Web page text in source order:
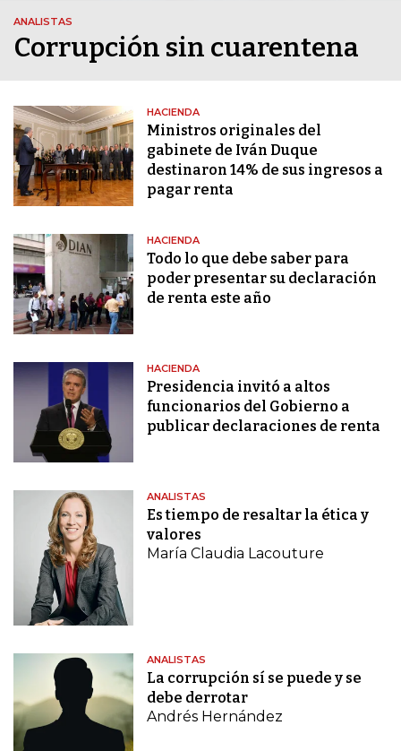
ANALISTAS
Corrupción sin cuarentena
HACIENDA
Ministros originales del
gabinete de Iván Duque
destinaron 14% de sus ingresos a
pagar renta
HACIENDA
Todo lo que debe saber para
poder presentar su declaración
de renta este año
HACIENDA
Presidencia invitó a altos
funcionarios del Gobierno a
publicar declaraciones de renta
ANALISTAS
Es tiempo de resaltar la ética y
valores
María Claudia Lacouture
ANALISTAS
La corrupción sí se puede y se
debe derrotar
Andrés Hernández